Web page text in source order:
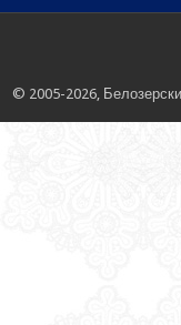
© 2005-2026,